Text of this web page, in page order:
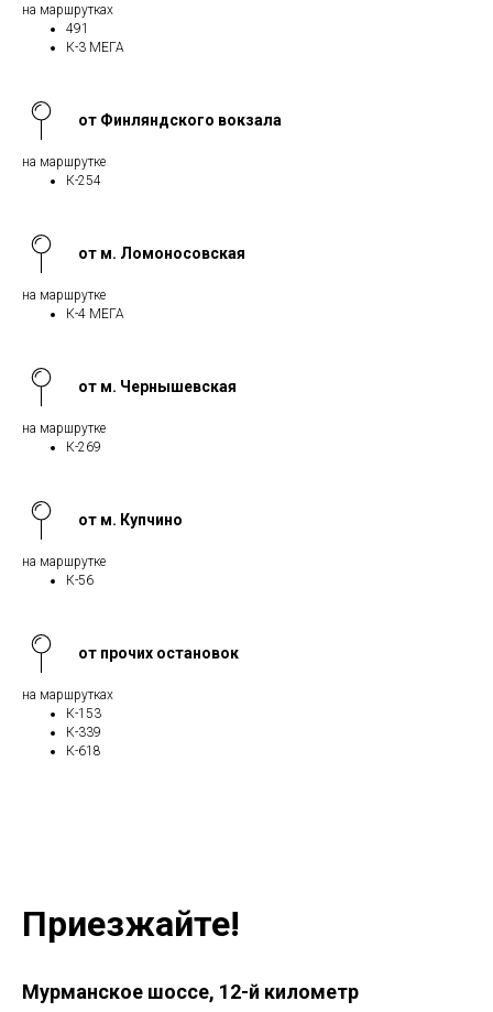
на маршрутках
491
К-3 МЕГА
от Финляндского вокзала
на маршрутке
К-254
от м. Ломоносовская
на маршрутке
К-4 МЕГА
от м. Чернышевская
на маршрутке
К-269
от м. Купчино
на маршрутке
К-56
от прочих остановок
на маршрутках
К-153
К-339
К-618
Приезжайте!
Мурманское шоссе, 12-й километр